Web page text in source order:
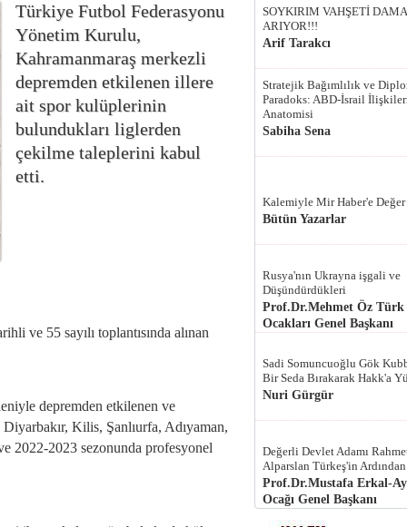
Türkiye Futbol Federasyonu
Yönetim Kurulu,
Kahramanmaraş merkezli
depremden etkilenen illere
ait spor kulüplerinin
bulundukları liglerden
çekilme taleplerini kabul
etti.
ve 55 sayılı toplantısında alınan
depremden etkilenen ve
Kilis, Şanlıurfa, Adıyaman,
2022-2023 sezonunda profesyonel
SOYKIRIM VAHŞETİ
ARIYOR!!!
Arif Tarakcı
Stratejik Bağımlılık ve
Paradoks: ABD-İsrail
Anatomisi
Sabiha Sena
Kalemiyle Mir Haber'e
Bütün Yazarlar
Rusya'nın Ukrayna işgali ve
Düşündürdükleri
Prof.Dr.Mehmet Öz Türk
Ocakları Genel Başkanı
Sadi Somuncuoğlu Gök
Bir Seda Bırakarak Hakk'a
Nuri Gürgür
Değerli Devlet Adamı
Alparslan Türkeş'in Ardından
Prof.Dr.Mustafa Erkal-
Ocağı Genel Başkanı